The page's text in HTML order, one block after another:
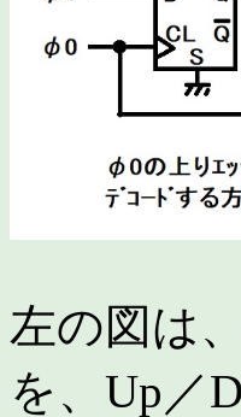
左の図は
を、Up／